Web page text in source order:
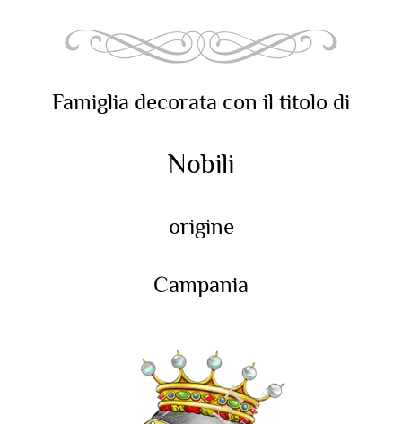
Famiglia decorata con il titolo di
Nobili
origine
Campania